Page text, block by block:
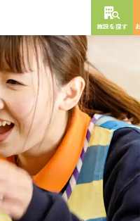
施設を探す